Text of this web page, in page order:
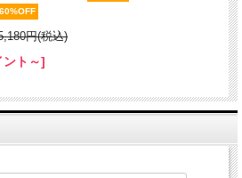
60%OFF
円(税込)
ト～]